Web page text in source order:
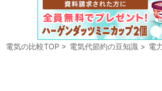
電気の比較TOP > 電気代節約の豆知識 > 電